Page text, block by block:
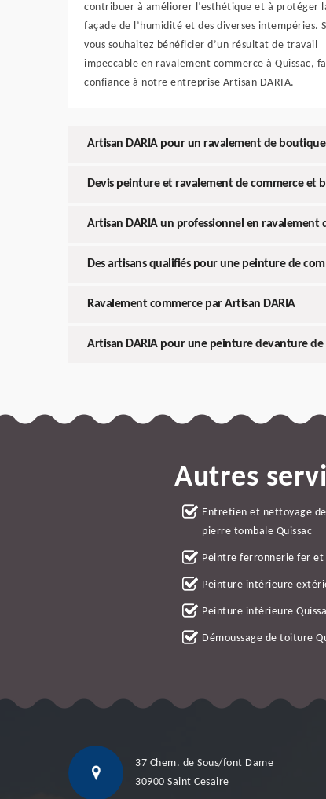
contribuer à améliorer l’esthétique et à protéger
façade de l’humidité et des diverses intempéries.
vous souhaitez bénéficier d’un résultat de travail
impeccable en ravalement commerce à Quissac,
confiance à notre entreprise Artisan DARIA.
Artisan DARIA pour un ravalement de boutique
Devis peinture et ravalement de commerce et
Artisan DARIA un professionnel en ravalement
Des artisans qualifiés pour une peinture de
Ravalement commerce par Artisan DARIA
Artisan DARIA pour une peinture devanture de
Autres
Entretien et nettoyage
pierre tombale Quissac
Peintre ferronnerie fer et
Peinture intérieure
Peinture intérieure
Démoussage de toiture
37 Chem. de Sous/font Dame
30900 Saint Cesaire